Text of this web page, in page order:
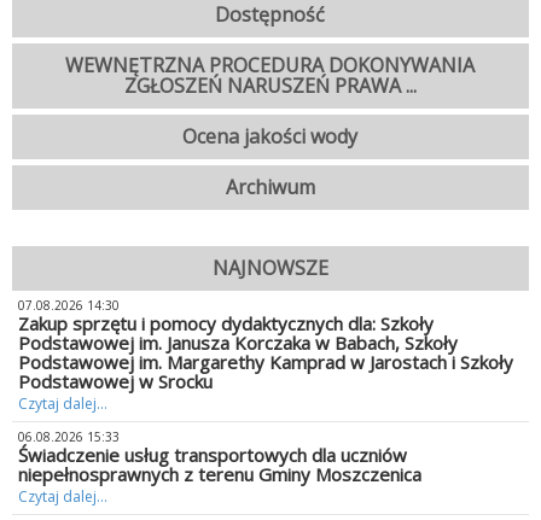
Dostępność
WEWNĘTRZNA PROCEDURA DOKONYWANIA
ZGŁOSZEŃ NARUSZEŃ PRAWA ...
Ocena jakości wody
Archiwum
NAJNOWSZE
07.08.2026 14:30
Zakup sprzętu i pomocy dydaktycznych dla: Szkoły
Podstawowej im. Janusza Korczaka w Babach, Szkoły
Podstawowej im. Margarethy Kamprad w Jarostach i Szkoły
Podstawowej w Srocku
Czytaj dalej...
06.08.2026 15:33
Świadczenie usług transportowych dla uczniów
niepełnosprawnych z terenu Gminy Moszczenica
Czytaj dalej...